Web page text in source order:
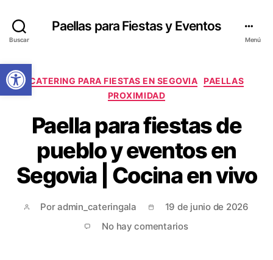
Abrir barra de herramientas
Buscar
Paellas para Fiestas y Eventos
Menú
CATERING PARA FIESTAS EN SEGOVIA
PAELLAS
PROXIMIDAD
Paella para fiestas de
pueblo y eventos en
Segovia | Cocina en vivo
Poradmin_cateringala
19 de junio de 2026
No hay comentarios